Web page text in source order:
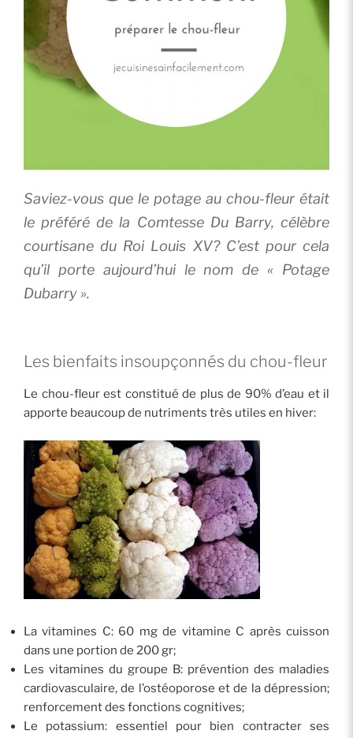
Saviez-vous que le potage au chou-fleur était
le préféré de la Comtesse Du Barry, célèbre
courtisane du Roi Louis XV? C’est pour cela
qu’il porte aujourd’hui le nom de « Potage
Dubarry ».
Les bienfaits insoupçonnés du chou-fleur
Le chou-fleur est constitué de plus de 90% d’eau et il
apporte beaucoup de nutriments très utiles en hiver:
La vitamines C: 60 mg de vitamine C après cuisson
dans une portion de 200 gr;
Les vitamines du groupe B: prévention des maladies
cardiovasculaire, de l’ostéoporose et de la dépression;
renforcement des fonctions cognitives;
Le potassium: essentiel pour bien contracter ses